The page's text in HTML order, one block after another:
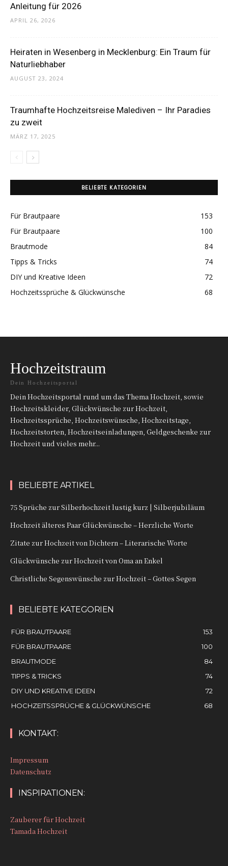
Anleitung für 2026
APRIL 26, 2026
Heiraten in Wesenberg in Mecklenburg: Ein Traum für
Naturliebhaber
AUGUST 23, 2024
Traumhafte Hochzeitsreise Malediven – Ihr Paradies
zu zweit
MÄRZ 17, 2025
BELIEBTE KATEGORIEN
Für Brautpaare
153
Für Brautpaare
100
Brautmode
84
Tipps & Tricks
74
DIY und Kreative Ideen
72
Hochzeitssprüche & Glückwünsche
68
Hochzeitstraum
Dein Hochzeitsportal
Dein Hochzeitsportal rund um das Thema Hochzeit, sowie
Hochzeitskleider, Glückwünsche zur Hochzeit,
Hochzeitssprüche, Hochzeitswünsche, Hochzeitstage,
Hochzeitstorten, Hochzeitseinladungen, Geldgeschenke zur
Hochzeit und vieles mehr...
BELIEBTE ARTIKEL
75 Sprüche zur Silberhochzeit lustig kurz | Silberjubiläum
Hochzeit älteres Paar Glückwünsche – Herzliche Worte
Zitate zur Hochzeit von Dichtern – Literarische Worte
Glückwünsche zur Hochzeit von Oma an Enkel
Christliche Segenswünsche zur Hochzeit – Gottes Segen
BELIEBTE KATEGORIEN
FÜR BRAUTPAARE
153
FÜR BRAUTPAARE
100
BRAUTMODE
84
TIPPS & TRICKS
74
DIY UND KREATIVE IDEEN
72
HOCHZEITSSPRÜCHE & GLÜCKWÜNSCHE
68
KONTAKT:
Impressum
Datenschutz
INSPIRATIONEN:
Zauberer für Hochzeit
Tamada Hochzeit